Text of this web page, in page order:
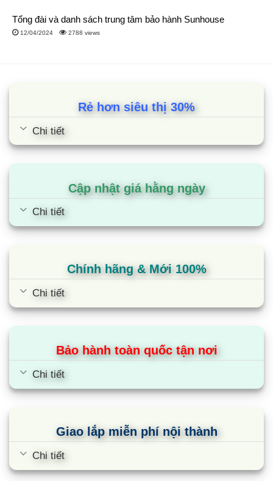
Tổng đài và danh sách trung tâm bảo hành Sunhouse
12/04/2024 2788 views
Rẻ hơn siêu thị 30%
Chi tiết
Cập nhật giá hằng ngày
Chi tiết
Chính hãng & Mới 100%
Chi tiết
Bảo hành toàn quốc tận nơi
Chi tiết
Giao lắp miễn phí nội thành
Chi tiết